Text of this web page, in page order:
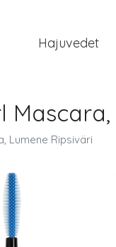
Hajuvedet
Lumene Ripsiväri